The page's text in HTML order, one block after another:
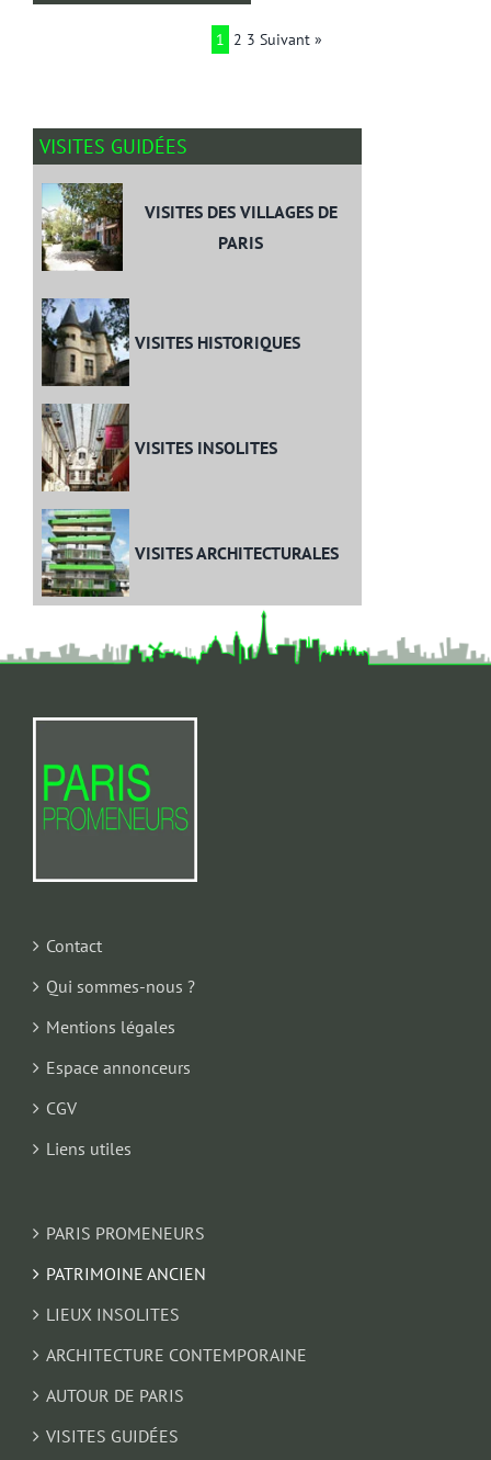
1 2 3 Suivant »
VISITES GUIDÉES
VISITES DES VILLAGES DE
PARIS
VISITES HISTORIQUES
VISITES INSOLITES
VISITES ARCHITECTURALES
Contact
Qui sommes-nous ?
Mentions légales
Espace annonceurs
CGV
Liens utiles
PARIS PROMENEURS
PATRIMOINE ANCIEN
LIEUX INSOLITES
ARCHITECTURE CONTEMPORAINE
AUTOUR DE PARIS
VISITES GUIDÉES